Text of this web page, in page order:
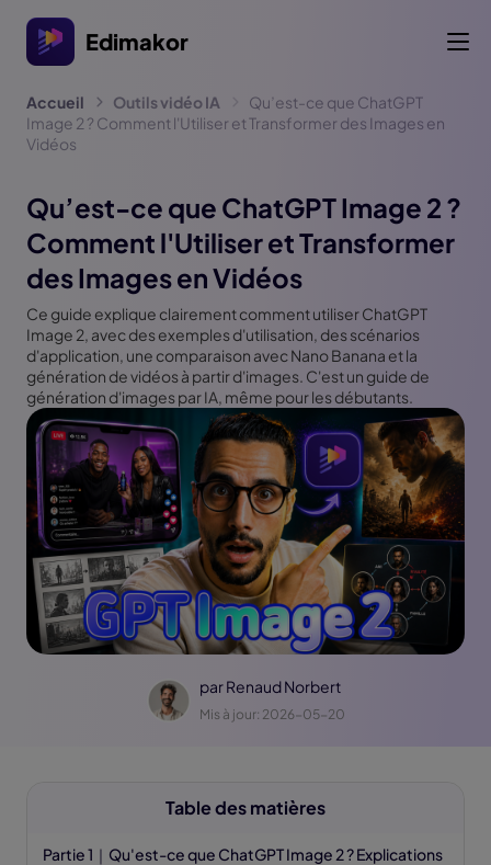
Edimakor
Accueil Outils vidéo IA
Qu’est-ce que ChatGPT
Image 2 ? Comment l'Utiliser et Transformer des Images en
Vidéos
Qu’est-ce que ChatGPT Image 2 ?
Comment l'Utiliser et Transformer
des Images en Vidéos
Ce guide explique clairement comment utiliser ChatGPT
Image 2, avec des exemples d'utilisation, des scénarios
d'application, une comparaison avec Nano Banana et la
génération de vidéos à partir d'images. C'est un guide de
génération d'images par IA, même pour les débutants.
parRenaud Norbert
Mis à jour: 2026-05-20
Table des matières
Partie 1｜Qu'est-ce que ChatGPT Image 2 ? Explications